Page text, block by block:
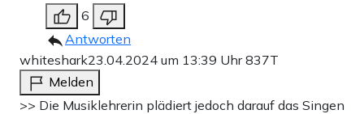
6
Antworten
whiteshark23.04.2024 um 13:39 Uhr837T
Melden
>> Die Musiklehrerin plädiert jedoch darauf das Singen